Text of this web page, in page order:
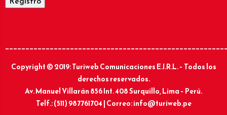
Copyright © 2019: Turiweb Comunicaciones E.I.R.L. – Todos los
derechos reservados.
Av. Manuel Villarán 856 Int. 408 Surquillo, Lima – Perú.
Telf.: (511) 987761704 | Correo: info@turiweb.pe